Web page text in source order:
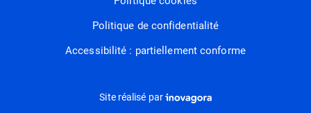
Politique de confidentialité
Accessibilité : partiellement conforme
Site réalisé parInovagora (ouverture dans un